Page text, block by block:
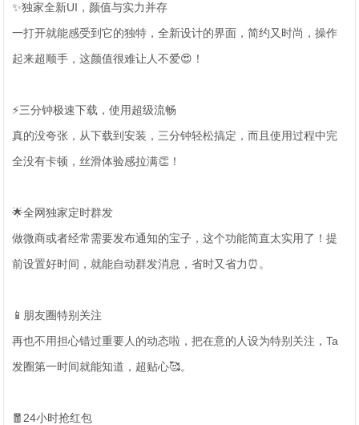
✨独家全新UI，颜值与实力并存
一打开就能感受到它的独特，全新设计的界面，简约又时尚，操作
起来超顺手，这颜值很难让人不爱😍！
⚡三分钟极速下载，使用超级流畅
真的没夸张，从下载到安装，三分钟轻松搞定，而且使用过程中完
全没有卡顿，丝滑体验感拉满👏！
🌟全网独家定时群发
做微商或者经常需要发布通知的宝子，这个功能简直太实用了！提
前设置好时间，就能自动群发消息，省时又省力⏰。
📱朋友圈特别关注
再也不用担心错过重要人的动态啦，把在意的人设为特别关注，Ta
发圈第一时间就能知道，超贴心🥰。
🧧24小时抢红包